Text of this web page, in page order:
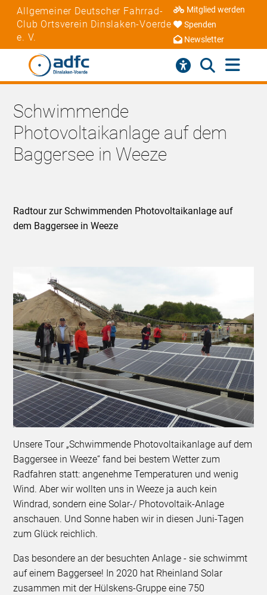
Allgemeiner Deutscher Fahrrad-
Club Ortsverein Dinslaken-Voerde
e. V.
Mitglied werden
Spenden
Newsletter
Schwimmende
Photovoltaikanlage auf dem
Baggersee in Weeze
Radtour zur Schwimmenden Photovoltaikanlage auf
dem Baggersee in Weeze
Unsere Tour „Schwimmende Photovoltaikanlage auf dem
Baggersee in Weeze“ fand bei bestem Wetter zum
Radfahren statt: angenehme Temperaturen und wenig
Wind. Aber wir wollten uns in Weeze ja auch kein
Windrad, sondern eine Solar-/ Photovoltaik-Anlage
anschauen. Und Sonne haben wir in diesen Juni-Tagen
zum Glück reichlich.
Das besondere an der besuchten Anlage - sie schwimmt
auf einem Baggersee! In 2020 hat Rheinland Solar
zusammen mit der Hülskens-Gruppe eine 750